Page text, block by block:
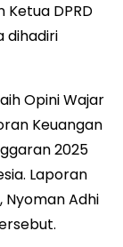
Ketua DPRD
dihadiri
Opini Wajar
Keuangan
2025
Laporan
Nyoman Adhi